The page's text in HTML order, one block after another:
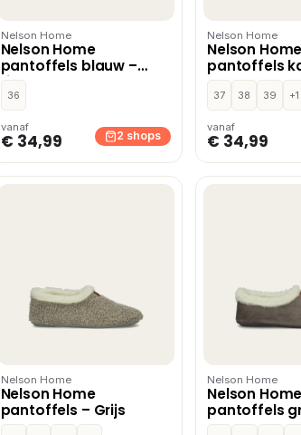
Nelson Home
Nelson Home
pantoffels blauw –
Licht blauw
36
vanaf
€ 34,99 2 shops
Nelson Home
Nelson Home
pantoffels
37 38 39 +1
vanaf
€ 34,99
Nelson Home
Nelson Home
pantoffels – Grijs
Nelson Home
Nelson Home
pantoffels